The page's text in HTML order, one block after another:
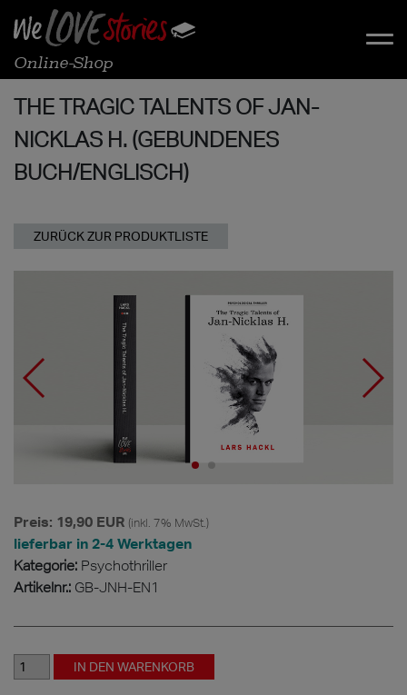
Online-Shop
THE TRAGIC TALENTS OF JAN-
NICKLAS H. (GEBUNDENES
BUCH/ENGLISCH)
Preis: 19,90 EUR (inkl. 7% MwSt.)
lieferbar in 2-4 Werktagen
Kategorie: Psychothriller
Artikelnr.: GB-JNH-EN1